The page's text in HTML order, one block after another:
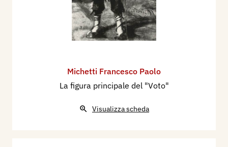
Michetti Francesco Paolo
La figura principale del "Voto"
Visualizza scheda